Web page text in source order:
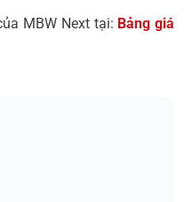
MBW Next tại: Bảng giá